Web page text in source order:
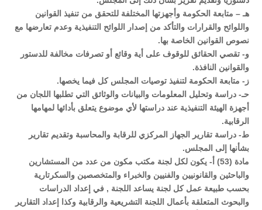
هـ – متابعة الحكومة وأجهزتها المختلفة للتحقق من تنفيذ القوانين
واللوائح والقرارات والتأكد من إصدار اللوائح التنفيذية وعدم تعارضها مع
نصوص القوانين الخاصة بها.
و‌- تقصي الحقائق للوقوف على أية وقائع أو تصرفات مخالفة للدستور
والقوانين النافذة.
ز‌- متابعة الحكومة لتنفيذ توصيات المجلس كل فيما يخصها.
حـ- دراسة وتحليل المعلومات والبيانات والوثائق التي تطلبها اللجان من
أجهزة الهيئة التنفيذية عند دراستها لأي موضوع يتعلق بأدائها لمهامها
الرقابية.
ط‌- دراسة تقارير الجهاز المركزي للرقابة والمحاسبة وتقديم تقارير
بشأنها إلى المجلس.
مادة (53) أ- يكون لكل لجنة مكتب مكون من عدد من المستشارين
والباحثين والقانونيين والفنيين والخبراء والمتخصصين والسكرتارية
بحسب طبيعة عمل كل لجنة يساعد اللجنة , في إعداد الدراسات
والبحوث المتعلقة بأعمال اللجنة التشريعية والرقابية وكذا إعداد التقارير